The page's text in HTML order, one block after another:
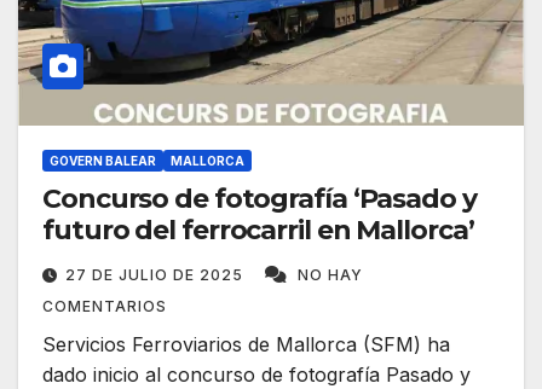
GOVERN BALEAR MALLORCA
Concurso de fotografía ‘Pasado y
futuro del ferrocarril en Mallorca’
27 DE JULIO DE 2025
NO HAY
COMENTARIOS
Servicios Ferroviarios de Mallorca (SFM) ha
dado inicio al concurso de fotografía Pasado y